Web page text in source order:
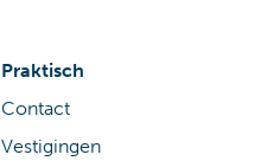
Praktisch
Contact
Vestigingen